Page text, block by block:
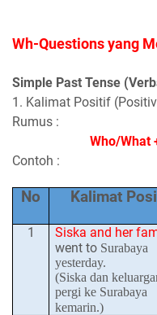
Wh-Questionsyang
Simple Past Tense
1. Kalimat Positif
Rumus :
Who/What
Contoh :
No Kalimat
1
Siska and her
went to Surabaya
yesterday.
(Siska dan
pergi ke Surabaya
kemarin.)